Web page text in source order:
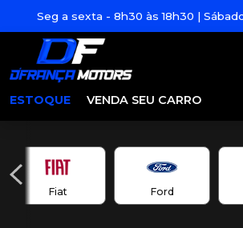
Seg a sexta - 8h30 às 18h30 |
ESTOQUE VENDA SEU CARRO
Fiat Ford